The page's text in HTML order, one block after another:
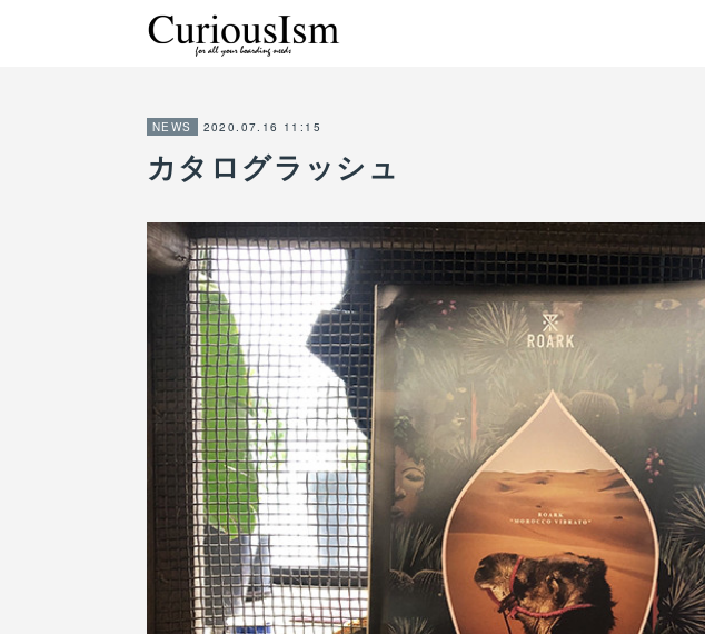
NEWS 2020.07.16 11:15
カタログラッシュ